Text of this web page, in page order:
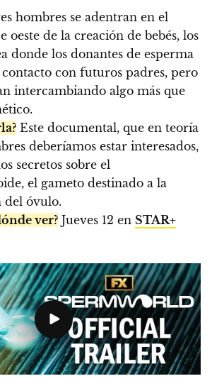
hombres se adentran en el
oeste de la creación de bebés, los
donde los donantes de esperma
contacto con futuros padres, pero
intercambiando algo más que
Este documental, que en teoría
deberíamos estar interesados,
secretos sobre el
el gameto destinado a la
del óvulo.
ver? Jueves 12 en STAR+